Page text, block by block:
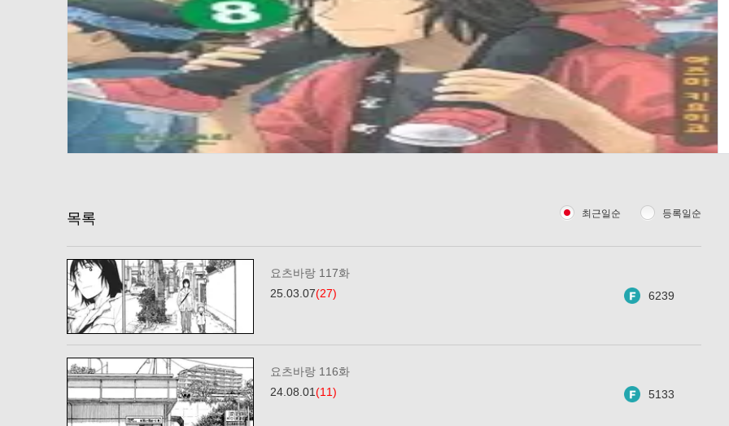
목록 최근일순 등록일순
요츠바랑 117화
25.03.07(27) 6239
요츠바랑 116화
24.08.01(11) 5133